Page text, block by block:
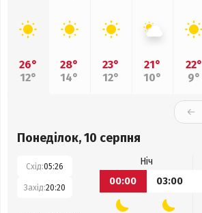
26°
12°
28°
14°
23°
12°
21°
10°
22°
9°
Понеділок, 10 серпня
Схід:05:26
Захід:20:20
Ніч
00:00
03:00